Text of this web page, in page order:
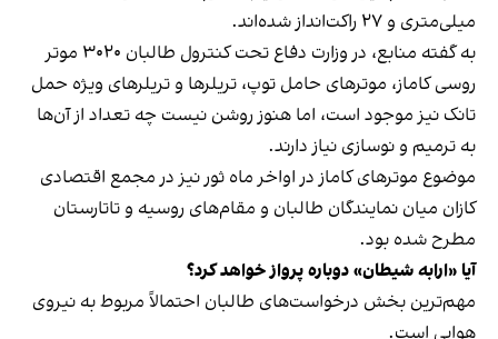
میلی‌متری و ۲۷ راکت‌انداز شده‌اند.
به گفته منابع، در وزارت دفاع تحت کنترول طالبان ۳۰۲۰ موتر
روسی کاماز، موترهای حامل توپ، تریلرها و تریلرهای ویژه حمل
تانک نیز موجود است، اما هنوز روشن نیست چه تعداد از آن‌ها
به ترمیم و نوسازی نیاز دارند.
موضوع موترهای کاماز در اواخر ماه ثور نیز در مجمع اقتصادی
کازان میان نمایندگان طالبان و مقام‌های روسیه و تاتارستان
مطرح شده بود.
آیا «ارابه شیطان» دوباره پرواز خواهد کرد؟
مهم‌ترین بخش درخواست‌های طالبان احتمالاً مربوط به نیروی